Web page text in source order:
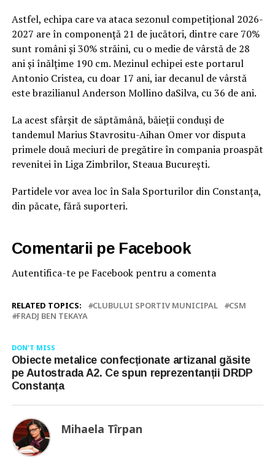
Astfel, echipa care va ataca sezonul competițional 2026-
2027 are în componență 21 de jucători, dintre care 70%
sunt români și 30% străini, cu o medie de vârstă de 28
ani și înălțime 190 cm. Mezinul echipei este portarul
Antonio Cristea, cu doar 17 ani, iar decanul de vârstă
este brazilianul Anderson Mollino daSilva, cu 36 de ani.
La acest sfârșit de săptămână, băieții conduși de
tandemul Marius Stavrositu-Aihan Omer vor disputa
primele două meciuri de pregătire în compania proaspăt
revenitei în Liga Zimbrilor, Steaua București.
Partidele vor avea loc în Sala Sporturilor din Constanța,
din păcate, fără suporteri.
Comentarii pe Facebook
Autentifica-te pe Facebook pentru a comenta
RELATED TOPICS: CLUBULUI SPORTIV MUNICIPAL
CSM
FRADJ BEN TEKAYA
DON'T MISS
Obiecte metalice confecționate artizanal găsite
pe Autostrada A2. Ce spun reprezentanții DRDP
Constanța
Mihaela Tîrpan